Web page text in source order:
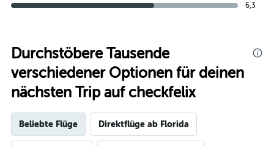
6,3
Durchstöbere Tausende
verschiedener Optionen für deinen
nächsten Trip auf checkfelix
Beliebte Flüge Direktflüge ab Florida